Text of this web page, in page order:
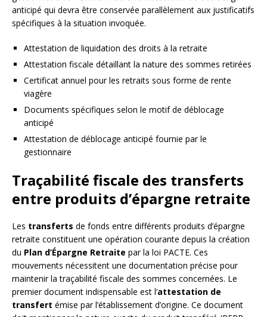
anticipé qui devra être conservée parallèlement aux justificatifs
spécifiques à la situation invoquée.
Attestation de liquidation des droits à la retraite
Attestation fiscale détaillant la nature des sommes retirées
Certificat annuel pour les retraits sous forme de rente
viagère
Documents spécifiques selon le motif de déblocage
anticipé
Attestation de déblocage anticipé fournie par le
gestionnaire
Traçabilité fiscale des transferts
entre produits d’épargne retraite
Les transferts de fonds entre différents produits d’épargne
retraite constituent une opération courante depuis la création
du Plan d’Épargne Retraite par la loi PACTE. Ces
mouvements nécessitent une documentation précise pour
maintenir la traçabilité fiscale des sommes concernées. Le
premier document indispensable est l’attestation de
transfert émise par l’établissement d’origine. Ce document